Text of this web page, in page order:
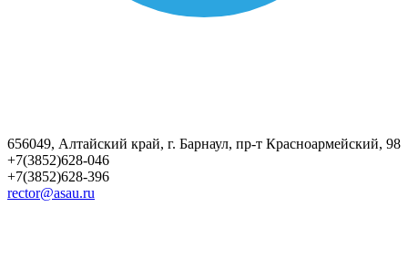
656049, Алтайский край, г. Барнаул, пр-т Красноармейский, 98
+7(3852)628-046
+7(3852)628-396
rector@asau.ru